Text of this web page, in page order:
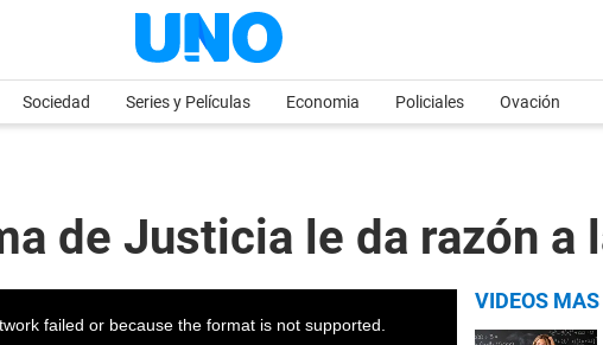
Sociedad Series y Películas Economia Policiales Ovación
de Justicia le da razón a
failed or because the format is not supported.
VIDEOS